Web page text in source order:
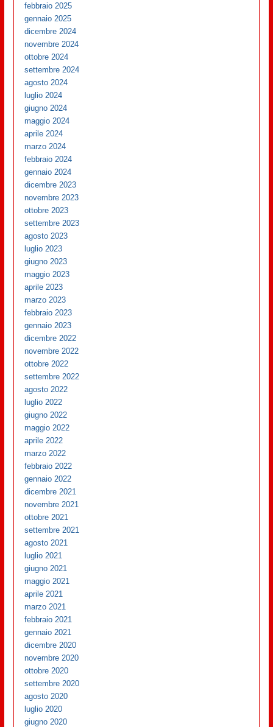
febbraio 2025
gennaio 2025
dicembre 2024
novembre 2024
ottobre 2024
settembre 2024
agosto 2024
luglio 2024
giugno 2024
maggio 2024
aprile 2024
marzo 2024
febbraio 2024
gennaio 2024
dicembre 2023
novembre 2023
ottobre 2023
settembre 2023
agosto 2023
luglio 2023
giugno 2023
maggio 2023
aprile 2023
marzo 2023
febbraio 2023
gennaio 2023
dicembre 2022
novembre 2022
ottobre 2022
settembre 2022
agosto 2022
luglio 2022
giugno 2022
maggio 2022
aprile 2022
marzo 2022
febbraio 2022
gennaio 2022
dicembre 2021
novembre 2021
ottobre 2021
settembre 2021
agosto 2021
luglio 2021
giugno 2021
maggio 2021
aprile 2021
marzo 2021
febbraio 2021
gennaio 2021
dicembre 2020
novembre 2020
ottobre 2020
settembre 2020
agosto 2020
luglio 2020
giugno 2020